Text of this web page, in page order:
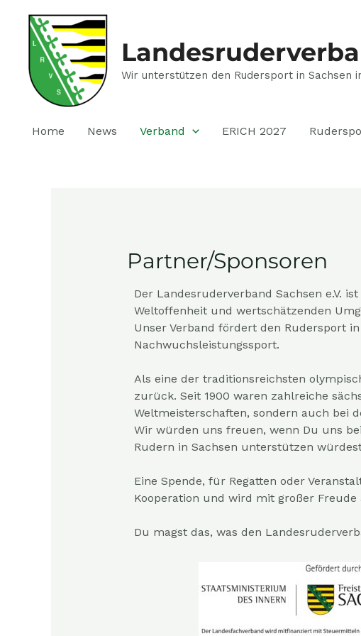
Inhalt
springen
Wir unterstützen den Rudersport in Sachsen
Home News Verband ERICH 2027
Partner/Sponsoren
Der Landesruderverband Sachsen e.V.
Weltoffenheit und wertschätzenden
Unser Verband fördert den Rudersport
Nachwuchsleistungssport.
Als eine der traditionsreichsten
zurück. Seit 1900 waren zahlreiche
Weltmeisterschaften, sondern auch bei
Wir würden uns freuen, wenn Du uns
Rudern in Sachsen unterstützen
Eine Spende, für Regatten oder
Kooperation und wird mit großer Freude
Du magst das, was den